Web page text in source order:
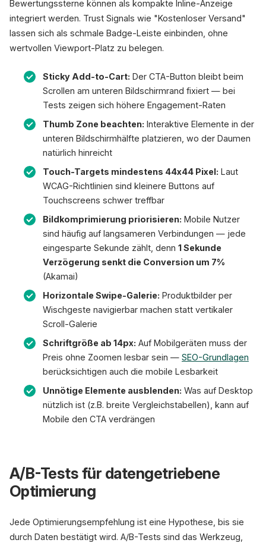
Bewertungssterne können als kompakte Inline-Anzeige
integriert werden. Trust Signals wie "Kostenloser Versand"
lassen sich als schmale Badge-Leiste einbinden, ohne
wertvollen Viewport-Platz zu belegen.
Sticky Add-to-Cart: Der CTA-Button bleibt beim
Scrollen am unteren Bildschirmrand fixiert — bei
Tests zeigen sich höhere Engagement-Raten
Thumb Zone beachten: Interaktive Elemente in der
unteren Bildschirmhälfte platzieren, wo der Daumen
natürlich hinreicht
Touch-Targets mindestens 44x44 Pixel: Laut
WCAG-Richtlinien sind kleinere Buttons auf
Touchscreens schwer treffbar
Bildkomprimierung priorisieren: Mobile Nutzer
sind häufig auf langsameren Verbindungen — jede
eingesparte Sekunde zählt, denn 1 Sekunde
Verzögerung senkt die Conversion um 7%
(Akamai)
Horizontale Swipe-Galerie: Produktbilder per
Wischgeste navigierbar machen statt vertikaler
Scroll-Galerie
Schriftgröße ab 14px: Auf Mobilgeräten muss der
Preis ohne Zoomen lesbar sein — SEO-Grundlagen
berücksichtigen auch die mobile Lesbarkeit
Unnötige Elemente ausblenden: Was auf Desktop
nützlich ist (z.B. breite Vergleichstabellen), kann auf
Mobile den CTA verdrängen
A/B-Tests für datengetriebene
Optimierung
Jede Optimierungsempfehlung ist eine Hypothese, bis sie
durch Daten bestätigt wird. A/B-Tests sind das Werkzeug,